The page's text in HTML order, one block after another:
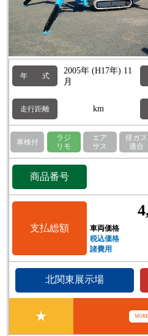
年 式
2005年 (H17年) 11
月
走行距離 km
車検付
ラジ
リモ
エア
サス
排ガス
適合
商品番号
支払総額 車両価格
税込価格
諸費用
北関東展示場
★ MORE